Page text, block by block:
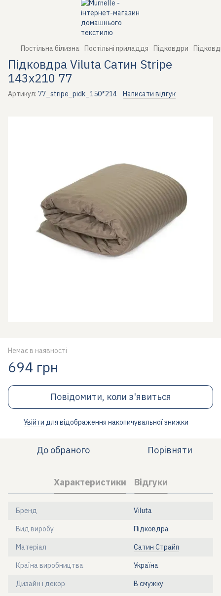
Постільна білизна Постільні приладдя Підковдри
Підковдра Viluta Сатин Stripe
143х210 77
Артикул: 77_stripe_pidk_150*214 Написати відгук
Немає в наявності
694 грн
Повідомити, коли з'явиться
Увійти для відображення накопичувальної знижки
До обраного Порівняти
Характеристики Відгуки
Бренд Viluta
Вид виробу Підковдра
Матеріал Сатин Страйп
Країна виробництва Україна
Дизайн і декор В смужку